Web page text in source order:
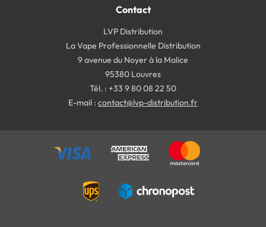
Contact
LVP Distribution
La Vape Professionnelle Distribution
9 avenue du Noyer à la Malice
95380 Louvres
Tél. : +33 9 80 08 22 50
E-mail : contact@lvp-distribution.fr